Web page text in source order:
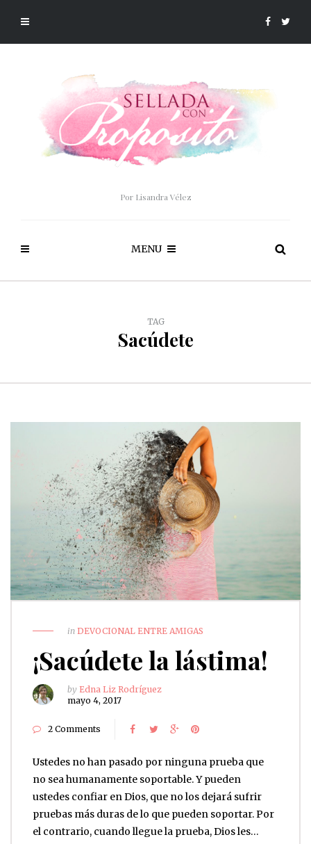
Por Lisandra Vélez
MENU
TAG
Sacúdete
in DEVOCIONAL ENTRE AMIGAS
¡Sacúdete la lástima!
by Edna Liz Rodríguez
mayo 4, 2017
2 Comments
Ustedes no han pasado por ninguna prueba que
no sea humanamente soportable. Y pueden
ustedes confiar en Dios, que no los dejará sufrir
pruebas más duras de lo que pueden soportar. Por
el contrario, cuando llegue la prueba, Dios les…